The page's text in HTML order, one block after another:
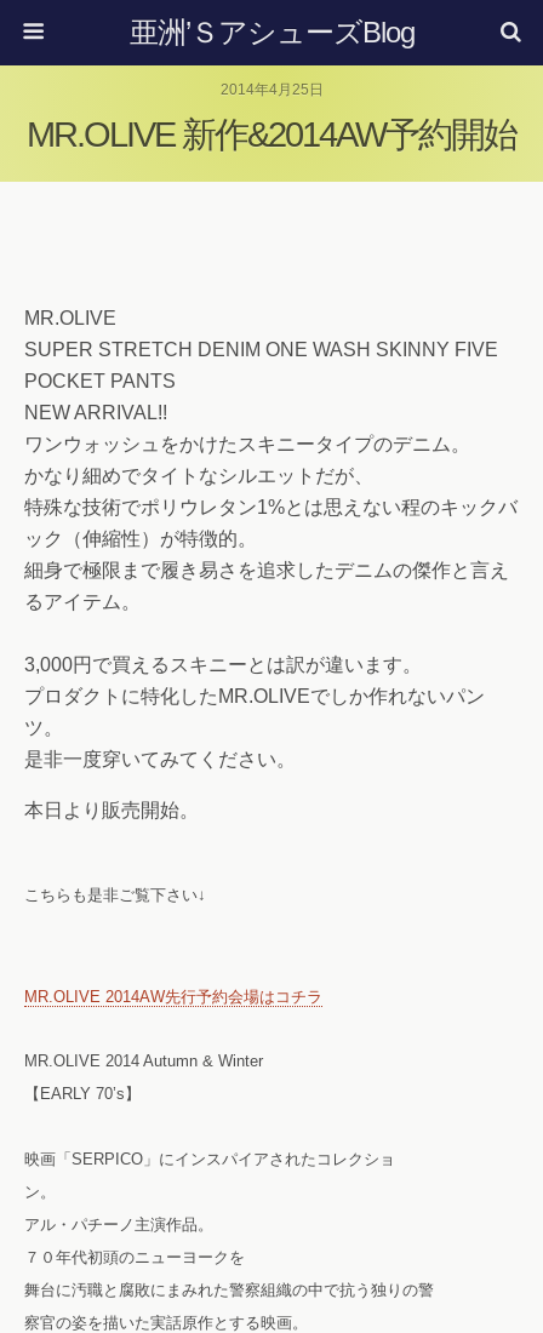
亜洲’ＳアシューズBlog
2014年4月25日
MR.OLIVE 新作&2014AW予約開始
MR.OLIVE
SUPER STRETCH DENIM ONE WASH SKINNY FIVE
POCKET PANTS
NEW ARRIVAL!!
ワンウォッシュをかけたスキニータイプのデニム。
かなり細めでタイトなシルエットだが、
特殊な技術でポリウレタン1%とは思えない程のキックバ
ック（伸縮性）が特徴的。
細身で極限まで履き易さを追求したデニムの傑作と言え
るアイテム。
3,000円で買えるスキニーとは訳が違います。
プロダクトに特化したMR.OLIVEでしか作れないパン
ツ。
是非一度穿いてみてください。
本日より販売開始。
こちらも是非ご覧下さい↓
MR.OLIVE 2014AW先行予約会場はコチラ
MR.OLIVE 2014 Autumn & Winter
【EARLY 70’s】
映画「SERPICO」にインスパイアされたコレクショ
ン。
アル・パチーノ主演作品。
７０年代初頭のニューヨークを
舞台に汚職と腐敗にまみれた警察組織の中で抗う独りの警
察官の姿を描いた実話原作とする映画。